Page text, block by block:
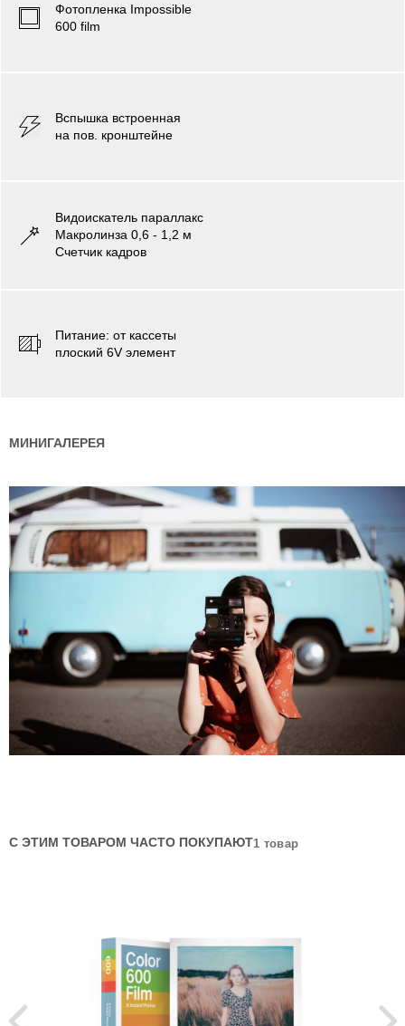
Фотопленка Impossible
600 film
Вспышка встроенная
на пов. кронштейне
Видоискатель параллакс
Макролинза 0,6 - 1,2 м
Cчетчик кадров
Питаниe: от кассеты
плоский 6V элемент
МИНИГАЛЕРЕЯ
С ЭТИМ ТОВАРОМ ЧАСТО ПОКУПАЮТ1 товар